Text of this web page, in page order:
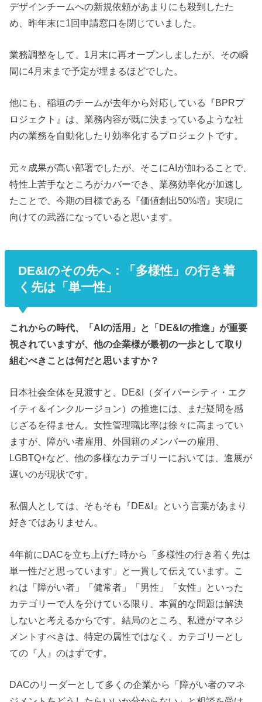
デザインチームへの新規依頼があまりにも殺到したた
め、昨年末に1回申請窓口を閉じていました。
業務調整をして、1月末に再オープンしましたが、その瞬
間に4月末まで予定が埋まるほどでした。
他にも、稲垣のチームが去年から対応している『BPRプ
ロジェクト』は、業務内容が既に決まっているような社
内の業務を自動化したり効率化するプロジェクトです。
元々成果が高い部署でしたが、そこにAIが加わることで、
特性上苦手なところがカバーでき、業務効率化が加速し
たことで、今期の目標である『価値創出50%増』実現に
向けての武器になっていると思います。
DE&Iのその先へ：「多様性」の行き着
く先は「単一性」
これからの時代、「AIの活用」と「DE&Iの推進」が重要
視されていますが、他の企業様が最初の一歩として取り
組むべきことは何だと思いますか？
日本社会全体を見渡すと、DE&I（ダイバーシティ・エク
イティ＆インクルージョン）の推進には、まだ疑問を感
じざるを得ません。女性管理職比率は徐々に高まってい
ますが、障がい者雇用、外国籍のメンバーの雇用、
LGBTQ+など、他の多様なカテゴリーにおいては、進展が
遅いのが現状です。
私個人としては、そもそも『DE&I』という言葉があまり
好きではありません。
4年前にDACを立ち上げた時から「多様性の行き着く先は
単一性だと思っています」と一貫して伝えています。こ
れは「障がい者」「健常者」「男性」「女性」といった
カテゴリーで人を分けている限り、本質的な問題は解決
しないと考えるからです。結局のところ、私達がマネジ
メントすべきは、特定の属性ではなく、カテゴリーとし
ての『人』のはずです。
DACのリーダーとして多くの企業から「障がい者のマネ